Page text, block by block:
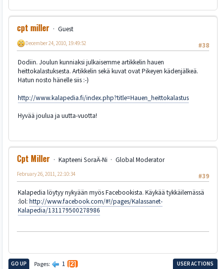
cpt miller
Guest
#38
December 24, 2010, 19:49:52
Dodiin. Joulun kunniaksi julkaisemme artikkelin hauen
heittokalastuksesta. Artikkelin sekä kuvat ovat Pikeyen kädenjälkeä.
Hatun nosto hänelle siis :-)
http://www.kalapedia.fi/index.php?title=Hauen_heittokalastus
Hyvää joulua ja uutta-vuotta!
Cpt Miller Kapteeni SoraÄ-Ni
Global Moderator
#39
February 26, 2011, 22:10:34
Kalapedia löytyy nykyään myös Facebookista. Käykää tykkäilemässä
:lol: http://www.facebook.com/#!/pages/Kalassanet-
Kalapedia/131179500278986
GO UP Pages 1 2 USER ACTIONS